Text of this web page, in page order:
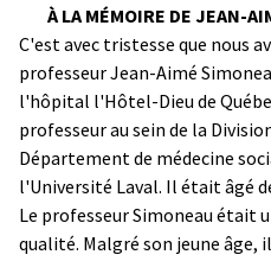
À LA MÉMOIRE DE JEAN-
C'est avec tristesse que nous
professeur Jean-Aimé
l'hôpital l'Hôtel-Dieu de
professeur au sein de la
Département de médecine
l'Université Laval. Il était âgé
Le professeur Simoneau était
qualité. Malgré son jeune